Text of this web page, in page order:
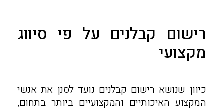
רישום קבלנים על פי סיווג
מקצועי
כיוון שנושא רישום קבלנים נועד לסנן את אנשי
המקצוע האיכותיים והמקצועיים ביותר בתחום,